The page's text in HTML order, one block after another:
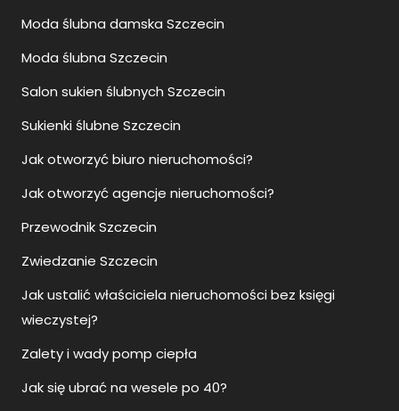
Moda ślubna damska Szczecin
Moda ślubna Szczecin
Salon sukien ślubnych Szczecin
Sukienki ślubne Szczecin
Jak otworzyć biuro nieruchomości?
Jak otworzyć agencje nieruchomości?
Przewodnik Szczecin
Zwiedzanie Szczecin
Jak ustalić właściciela nieruchomości bez księgi
wieczystej?
Zalety i wady pomp ciepła
Jak się ubrać na wesele po 40?